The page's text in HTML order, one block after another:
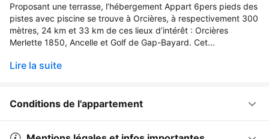
Proposant une terrasse, l’hébergement Appart 6pers pieds des
pistes avec piscine se trouve à Orcières, à respectivement 300
mètres, 24 km et 33 km de ces lieux d’intérêt : Orcières
Merlette 1850, Ancelle et Golf de Gap-Bayard. Cet...
Lire la suite
Conditions de l'appartement